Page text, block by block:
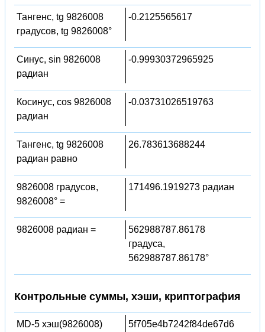
Тангенс, tg 9826008
градусов, tg 9826008°
-0.2125565617
Синус, sin 9826008
радиан
-0.99930372965925
Косинус, cos 9826008
радиан
-0.03731026519763
Тангенс, tg 9826008
радиан равно
26.783613688244
9826008 градусов,
9826008° =
171496.1919273 радиан
9826008 радиан =
562988787.86178
градуса,
562988787.86178°
Контрольные суммы, хэши, криптография
MD-5 хэш(9826008)
5f705e4b7242f84de67d6